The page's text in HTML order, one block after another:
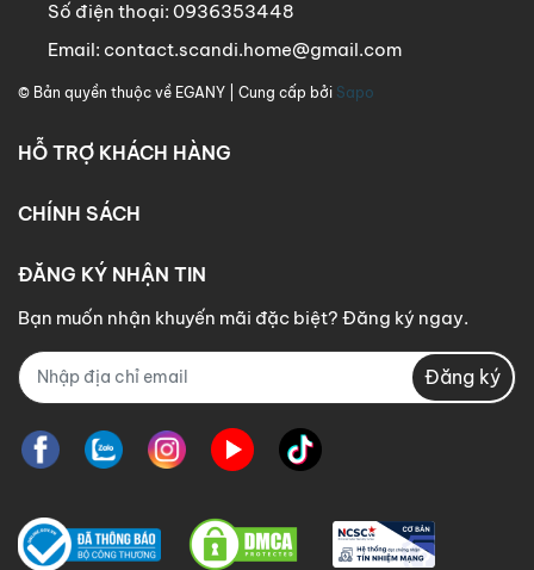
Số điện thoại: 0936353448
Email: contact.scandi.home@gmail.com
© Bản quyền thuộc về EGANY | Cung cấp bởi Sapo
HỖ TRỢ KHÁCH HÀNG
CHÍNH SÁCH
ĐĂNG KÝ NHẬN TIN
Bạn muốn nhận khuyến mãi đặc biệt? Đăng ký ngay.
Đăng ký